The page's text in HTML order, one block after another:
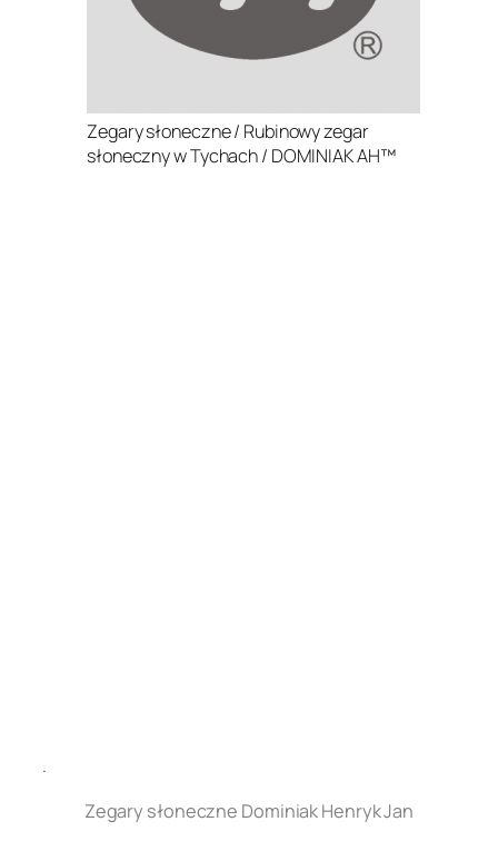
Zegary słoneczne / Rubinowy zegar
słoneczny w Tychach / DOMINIAK AH™
.
Zegary słoneczne Dominiak Henryk Jan